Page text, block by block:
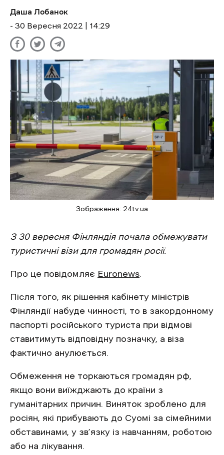
Даша Лобанок
- 30 Вересня 2022 | 14:29
Зображення: 24tv.ua
З 30 вересня Фінляндія почала обмежувати
туристичні візи для громадян росії.
Про це повідомляє Euronews.
Після того, як рішення кабінету міністрів
Фінляндії набуде чинності, то в закордонному
паспорті російського туриста при відмові
ставитимуть відповідну позначку, а віза
фактично анулюється.
Обмеження не торкаються громадян рф,
якщо вони виїжджають до країни з
гуманітарних причин. Виняток зроблено для
росіян, які прибувають до Суомі за сімейними
обставинами, у зв’язку із навчанням, роботою
або на лікування.